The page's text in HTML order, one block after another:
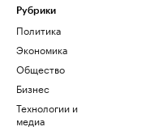
Рубрики
Политика
Экономика
Общество
Бизнес
Технологии и
медиа